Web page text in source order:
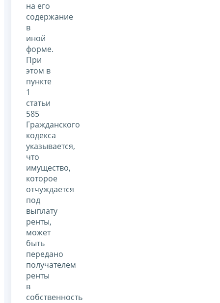
на его
содержание
в
иной
форме.
При
этом в
пункте
1
статьи
585
Гражданского
кодекса
указывается,
что
имущество,
которое
отчуждается
под
выплату
ренты,
может
быть
передано
получателем
ренты
в
собственность